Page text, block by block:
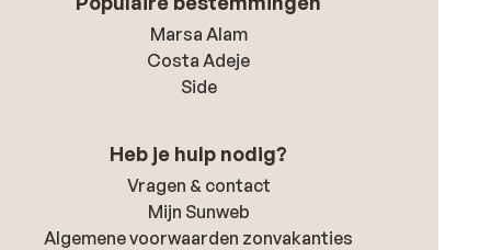
Marsa Alam
Costa Adeje
Side
Heb je hulp nodig?
Vragen & contact
Mijn Sunweb
Algemene voorwaarden zonvakanties